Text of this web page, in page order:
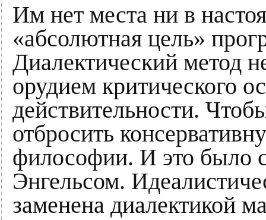
Им нет места ни в
«абсолютная цель»
Диалектический метод
орудием критического
действительности.
отбросить
философии. И это было
Энгельсом.
заменена диалектикой